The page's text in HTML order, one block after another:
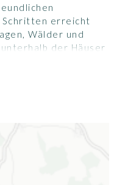
Schritten erreicht
Wälder und
der Häuser